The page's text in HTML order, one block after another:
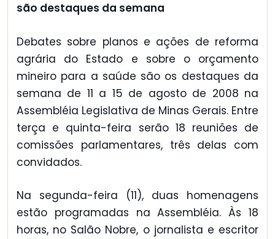
são destaques da semana
Debates sobre planos e ações de reforma
agrária do Estado e sobre o orçamento
mineiro para a saúde são os destaques da
semana de 11 a 15 de agosto de 2008 na
Assembléia Legislativa de Minas Gerais. Entre
terça e quinta-feira serão 18 reuniões de
comissões parlamentares, três delas com
convidados.
Na segunda-feira (11), duas homenagens
estão programadas na Assembléia. Às 18
horas, no Salão Nobre, o jornalista e escritor